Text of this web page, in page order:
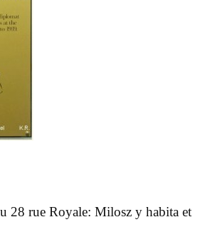
28 rue Royale: Milosz y habita et